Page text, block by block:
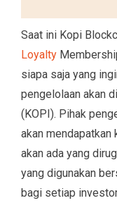
Saat ini Kopi
Loyalty
siapa saja yang
pengelolaan akan
(KOPI). Pihak
akan mendapatkan
akan ada yang
yang digunakan
bagi setiap